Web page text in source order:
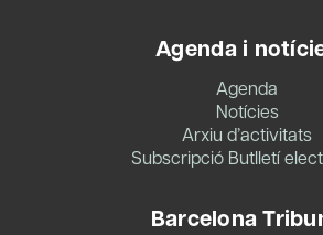
Agenda i
Agenda
Notícies
Arxiu d’activitats
Subscripció Butlletí
Barcelona